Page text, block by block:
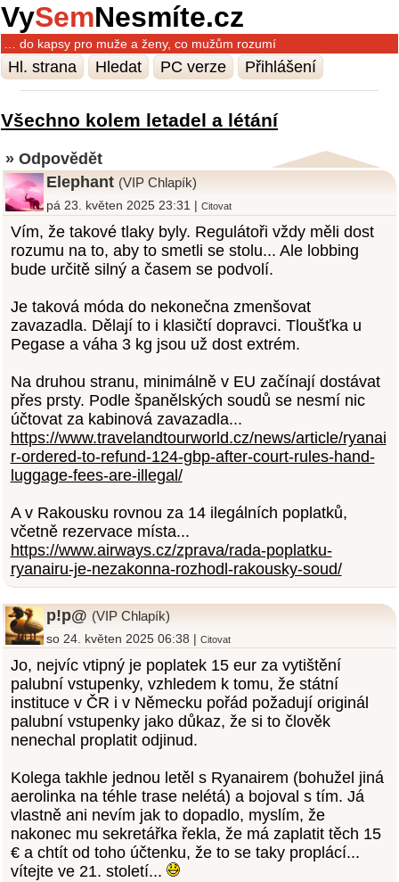
VySemNesmíte.cz
… do kapsy pro muže a ženy, co mužům rozumí
Hl. strana Hledat PC verze Přihlášení
Všechno kolem letadel a létání
» Odpovědět
Elephant (VIP Chlapík)
pá 23. květen 2025 23:31 |Citovat
Vím, že takové tlaky byly. Regulátoři vždy měli dost
rozumu na to, aby to smetli se stolu... Ale lobbing
bude určitě silný a časem se podvolí.
Je taková móda do nekonečna zmenšovat
zavazadla. Dělají to i klasičtí dopravci. Tloušťka u
Pegase a váha 3 kg jsou už dost extrém.
Na druhou stranu, minimálně v EU začínají dostávat
přes prsty. Podle španělských soudů se nesmí nic
účtovat za kabinová zavazadla...
https://www.travelandtourworld.cz/news/article/ryanai
r-ordered-to-refund-124-gbp-after-court-rules-hand-
luggage-fees-are-illegal/
A v Rakousku rovnou za 14 ilegálních poplatků,
včetně rezervace místa...
https://www.airways.cz/zprava/rada-poplatku-
ryanairu-je-nezakonna-rozhodl-rakousky-soud/
p!p@ (VIP Chlapík)
so 24. květen 2025 06:38 |Citovat
Jo, nejvíc vtipný je poplatek 15 eur za vytištění
palubní vstupenky, vzhledem k tomu, že státní
instituce v ČR i v Německu pořád požadují originál
palubní vstupenky jako důkaz, že si to člověk
nenechal proplatit odjinud.
Kolega takhle jednou letěl s Ryanairem (bohužel jiná
aerolinka na téhle trase nelétá) a bojoval s tím. Já
vlastně ani nevím jak to dopadlo, myslím, že
nakonec mu sekretářka řekla, že má zaplatit těch 15
€ a chtít od toho účtenku, že to se taky proplácí...
vítejte ve 21. století...